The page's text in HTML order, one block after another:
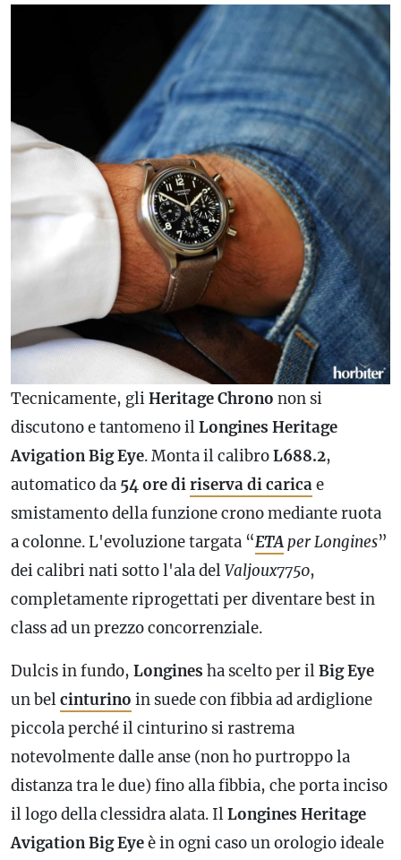
Tecnicamente, gliHeritage Chrono non si
discutono e tantomeno ilLongines Heritage
Avigation Big Eye. Monta ilcalibroL688.2,
automatico da 54 ore diriserva di caricae
smistamento della funzione crono mediante ruota
a colonne. L'evoluzione targata “ETAper Longines”
dei calibri nati sotto l'ala delValjoux7750,
completamente riprogettati per diventare best in
class ad un prezzo concorrenziale.
Dulcis in fundo, Longines ha scelto per ilBig Eye
un belcinturino in suede con fibbia ad ardiglione
piccola perché ilcinturino si rastrema
notevolmente dalle anse (non ho purtroppo la
distanza tra le due) fino alla fibbia, che porta inciso
il logo della clessidra alata. IlLongines Heritage
Avigation Big Eyeè in ogni caso un orologio ideale